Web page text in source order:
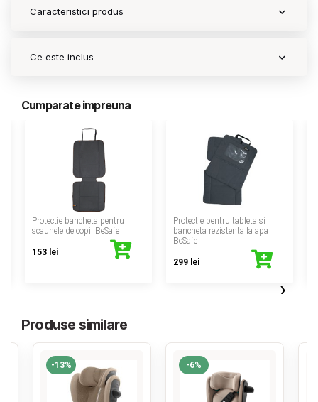
Caracteristici produs
Ce este inclus
Cumparate impreuna
Protectie bancheta pentru
scaunele de copii BeSafe
153 lei
Protectie pentru tableta si
bancheta rezistenta la apa
BeSafe
299 lei
›
Produse similare
-13% -6%